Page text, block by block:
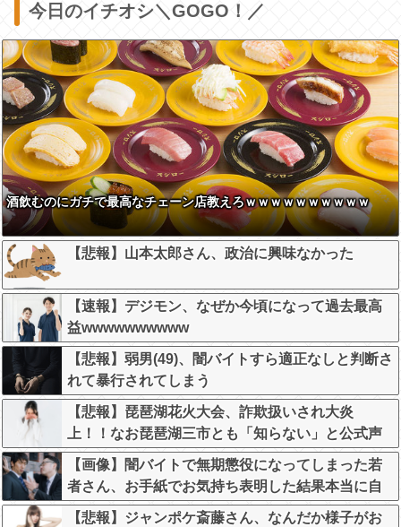
今日のイチオシ＼GOGO！／
酒飲むのにガチで最高なチェーン店教えろｗｗｗｗｗｗｗｗｗｗ
【悲報】山本太郎さん、政治に興味なかった
【速報】デジモン、なぜか今頃になって過去最高
益wwwwwwwwww
【悲報】弱男(49)、闇バイトすら適正なしと判断さ
れて暴行されてしまう
【悲報】琵琶湖花火大会、詐欺扱いされ大炎
上！！なお琵琶湖三市とも「知らない」と公式声
明←これどう言うことなんや！？？？？？？？？
【画像】闇バイトで無期懲役になってしまった若
者さん、お手紙でお気持ち表明した結果本当に自
分で書いたの？と疑惑が集中してしまう…
【悲報】ジャンポケ斎藤さん、なんだか様子がお